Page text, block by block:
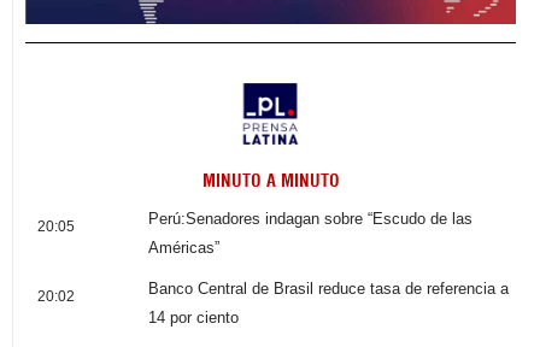
MINUTO A MINUTO
20:05
Perú:Senadores indagan sobre “Escudo de las
Américas”
20:02
Banco Central de Brasil reduce tasa de referencia a
14 por ciento